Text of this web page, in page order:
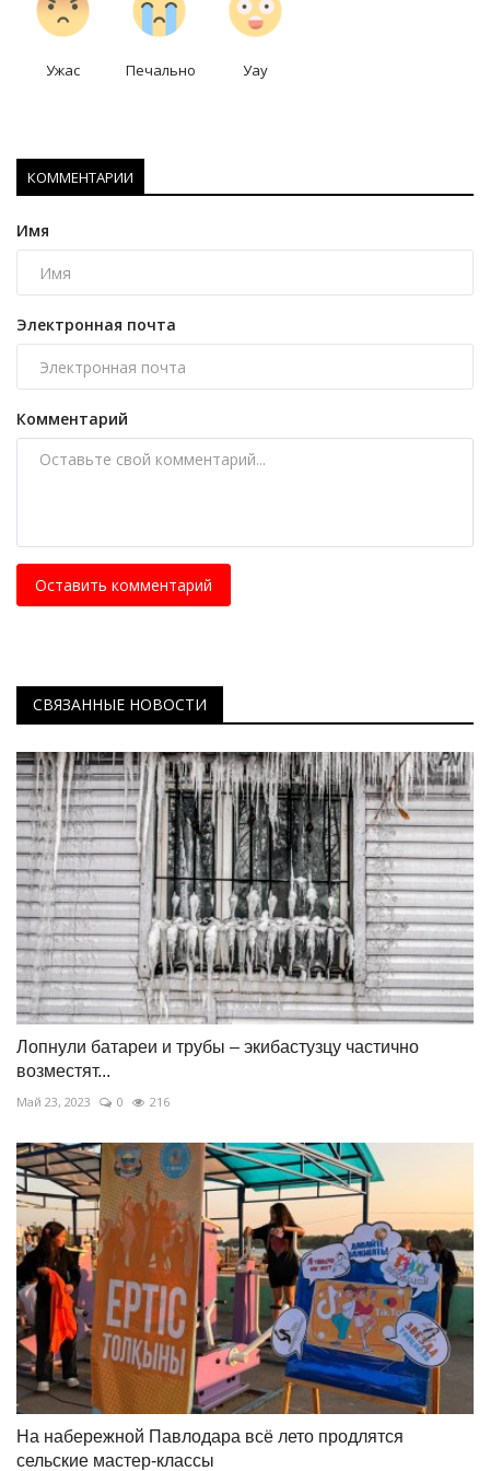
Ужас Печально Уау
КОММЕНТАРИИ
Имя
Электронная почта
Комментарий
Оставить комментарий
СВЯЗАННЫЕ НОВОСТИ
Лопнули батареи и трубы – экибастузцу частично
возместят...
Май 23, 2023 0 216
На набережной Павлодара всё лето продлятся
сельские мастер-классы